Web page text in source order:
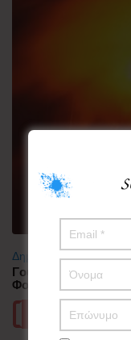
Δημοφιλή
Γουατεμάλα: Σε
Φουέγο – 1.700
Περισσότερα